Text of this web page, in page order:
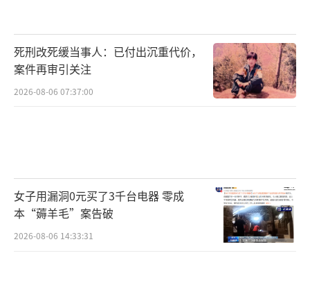
死刑改死缓当事人：已付出沉重代价，
案件再审引关注
2026-08-06 07:37:00
女子用漏洞0元买了3千台电器 零成
本“薅羊毛”案告破
2026-08-06 14:33:31